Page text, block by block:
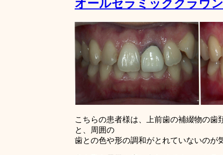
オールセラミッククラウ
こちらの患者様は、上前歯の補綴物の
と、周囲の
歯との色や形の調和がとれていないのが